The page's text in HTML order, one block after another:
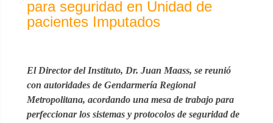
para seguridad en Unidad de
pacientes Imputados
El Director del Instituto, Dr. Juan Maass, se reunió
con autoridades de Gendarmería Regional
Metropolitana, acordando una mesa de trabajo para
perfeccionar los sistemas y protocolos de seguridad de